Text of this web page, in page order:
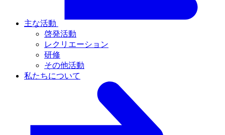
主な活動
啓発活動
レクリエーション
研修
その他活動
私たちについて